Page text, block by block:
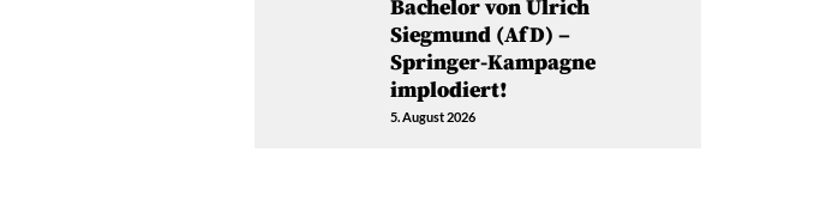
Bachelor von Ulrich
Siegmund (AfD) –
Springer-Kampagne
implodiert!
5. August 2026